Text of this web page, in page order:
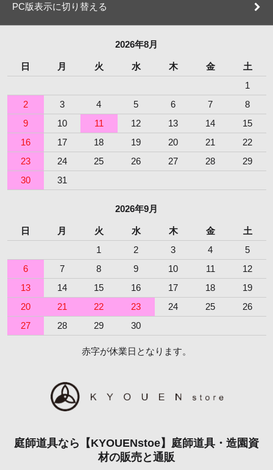
PC版表示に切り替える
2026年8月
日 月 火 水 木 金
土
1
2
3 4 5 6 7
8
9
10 11 12 13 14
15
16
17 18 19 20 21
22
23
24 25 26 27 28
29
30
31
2026年9月
日 月 火 水 木 金
土
1
2 3 4
5
6
7 8 9 10 11
12
13
14 15 16 17 18
19
20
21 22 23 24 25
26
27
28 29 30
赤字が休業日となります。
庭師道具なら【KYOUENstoe】庭師道具・造園資
材の販売と通販